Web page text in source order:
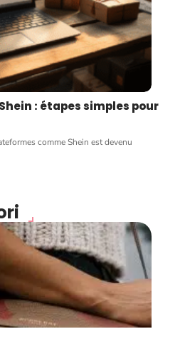
: étapes simples pour
comme Shein est devenu